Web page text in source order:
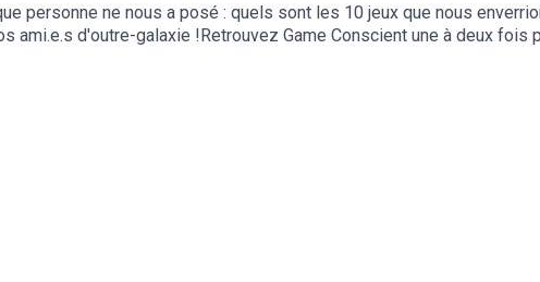
personne ne nous a posé : quels sont les 10 jeux que nous
ami.e.s d'outre-galaxie !Retrouvez Game Conscient une à deux fois
Discord et suivez notre page instagram !Cet épisode a été
Maio et Fred RebeaudGraphisme : Margouze